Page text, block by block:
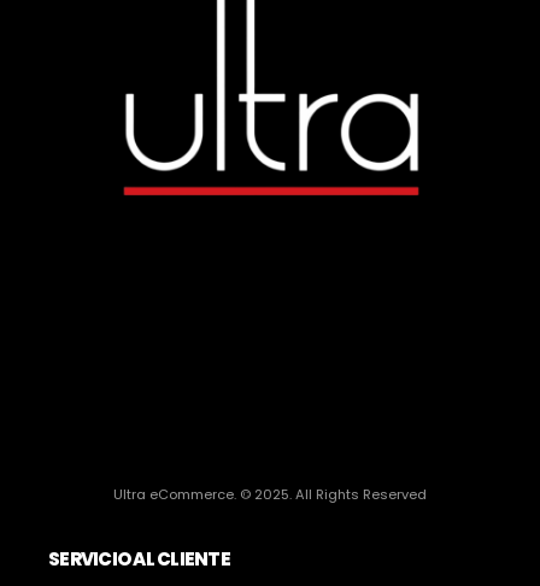
Ultra eCommerce. © 2025. All Rights Reserved
SERVICIO AL CLIENTE